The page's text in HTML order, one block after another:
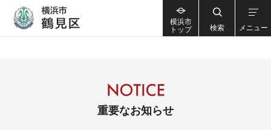
横浜市
トップ
検索 メニュー
重要なお知らせ